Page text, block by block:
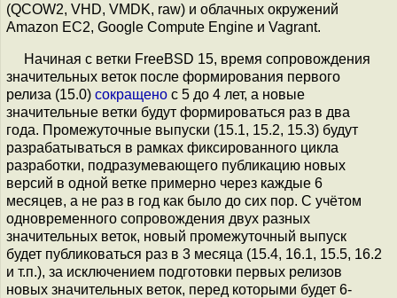
(QCOW2, VHD, VMDK, raw) и облачных окружений
Amazon EC2, Google Compute Engine и Vagrant.
Начиная с ветки FreeBSD 15, время сопровождения
значительных веток после формирования первого
релиза (15.0) сокращено с 5 до 4 лет, а новые
значительные ветки будут формироваться раз в два
года. Промежуточные выпуски (15.1, 15.2, 15.3) будут
разрабатываться в рамках фиксированного цикла
разработки, подразумевающего публикацию новых
версий в одной ветке примерно через каждые 6
месяцев, а не раз в год как было до сих пор. C учётом
одновременного сопровождения двух разных
значительных веток, новый промежуточный выпуск
будет публиковаться раз в 3 месяца (15.4, 16.1, 15.5, 16.2
и т.п.), за исключением подготовки первых релизов
новых значительных веток, перед которыми будет 6-